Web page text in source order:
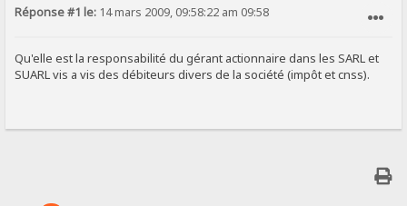
Réponse #1 le: 14 mars 2009, 09:58:22 am 09:58
Qu'elle est la responsabilité du gérant actionnaire dans les SARL et
SUARL vis a vis des débiteurs divers de la société (impôt et cnss).